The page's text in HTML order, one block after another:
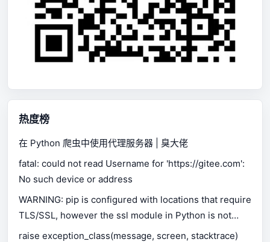
热度榜
在 Python 爬虫中使用代理服务器 | 臭大佬
fatal: could not read Username for 'https://gitee.com':
No such device or address
WARNING: pip is configured with locations that require
TLS/SSL, however the ssl module in Python is not
available.
raise exception_class(message, screen, stacktrace)